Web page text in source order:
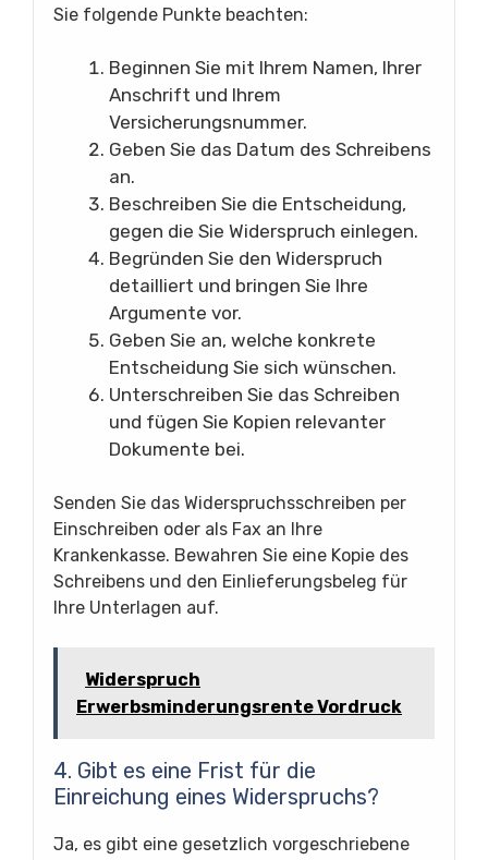
Sie folgende Punkte beachten:
Beginnen Sie mit Ihrem Namen, Ihrer
Anschrift und Ihrem
Versicherungsnummer.
Geben Sie das Datum des Schreibens
an.
Beschreiben Sie die Entscheidung,
gegen die Sie Widerspruch einlegen.
Begründen Sie den Widerspruch
detailliert und bringen Sie Ihre
Argumente vor.
Geben Sie an, welche konkrete
Entscheidung Sie sich wünschen.
Unterschreiben Sie das Schreiben
und fügen Sie Kopien relevanter
Dokumente bei.
Senden Sie das Widerspruchsschreiben per
Einschreiben oder als Fax an Ihre
Krankenkasse. Bewahren Sie eine Kopie des
Schreibens und den Einlieferungsbeleg für
Ihre Unterlagen auf.
Widerspruch
Erwerbsminderungsrente Vordruck
4. Gibt es eine Frist für die
Einreichung eines Widerspruchs?
Ja, es gibt eine gesetzlich vorgeschriebene